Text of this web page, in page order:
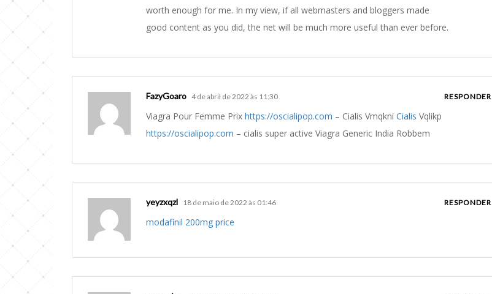
worth enough for me. In my view, if all webmasters and bloggers made
good content as you did, the net will be much more useful than ever before.
FazyGoaro 4 de abril de 2022 às 11:30 RESPONDER
Viagra Pour Femme Prix https://oscialipop.com – Cialis Vmqkni Cialis Vqlikp
https://oscialipop.com – cialis super active Viagra Generic India Robbem
yeyzxqzl 18 de maio de 2022 às 01:46 RESPONDER
modafinil 200mg price